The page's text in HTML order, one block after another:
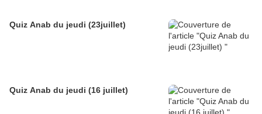
Quiz Anab du jeudi (23juillet)
Quiz Anab du jeudi (16 juillet)